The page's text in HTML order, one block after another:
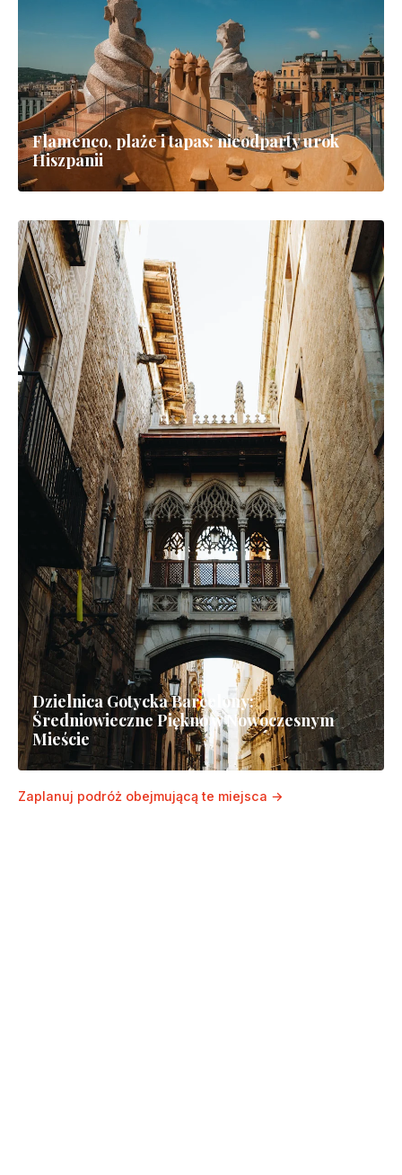
Samotny wędrówka po Drodze Świętego
Jakuba w północnej Hiszpanii
Flamenco, plaże i tapas: nieodparty urok
Hiszpanii